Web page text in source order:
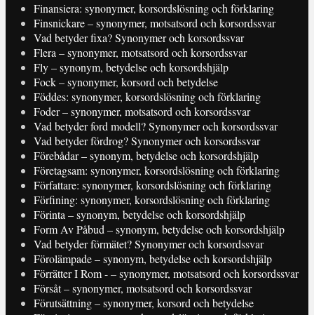
Finansiera: synonymer, korsordslösning och förklaring
Finsnickare – synonymer, motsatsord och korsordssvar
Vad betyder fixa? Synonymer och korsordssvar
Flera – synonymer, motsatsord och korsordssvar
Fly – synonym, betydelse och korsordshjälp
Fock – synonymer, korsord och betydelse
Föddes: synonymer, korsordslösning och förklaring
Foder – synonymer, motsatsord och korsordssvar
Vad betyder ford modell? Synonymer och korsordssvar
Vad betyder fördrog? Synonymer och korsordssvar
Förebådar – synonym, betydelse och korsordshjälp
Företagsam: synonymer, korsordslösning och förklaring
Författare: synonymer, korsordslösning och förklaring
Förfining: synonymer, korsordslösning och förklaring
Förinta – synonym, betydelse och korsordshjälp
Form Av Påbud – synonym, betydelse och korsordshjälp
Vad betyder förmätet? Synonymer och korsordssvar
Förolämpade – synonym, betydelse och korsordshjälp
Förrätter I Rom - – synonymer, motsatsord och korsordssvar
Försåt – synonymer, motsatsord och korsordssvar
Förutsättning – synonymer, korsord och betydelse